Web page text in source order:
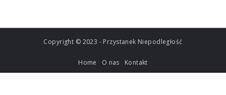
Copyright © 2023 - Przystanek Niepodległość
Home O nas Kontakt